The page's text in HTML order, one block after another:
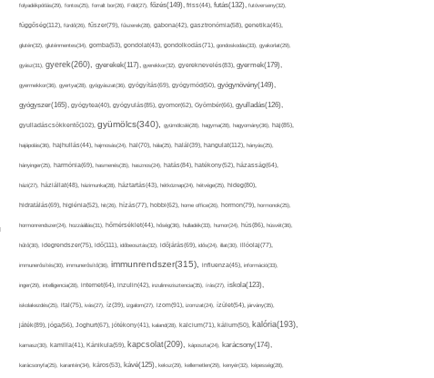
folyadékpótlás(29), fontos(25), forralt bor(26), Föld(27), főzés(149), friss(44), futás(132), futóverseny(32),
függőség(112), fürdő(26), fűszer(79), fűszerek(28), gabona(42), gasztronómia(58), genetika(45),
glutén(32), gluténmentes(34), gomba(53), gondolat(43), gondolkodás(71), gondoskodás(33), gyakorlat(29),
gyász(31), gyerek(260), gyerekek(117), gyerekkor(32), gyereknevelés(83), gyermek(179),
gyermekkor(36), gyertya(28), gyógyászat(36), gyógyítás(69), gyógymód(50), gyógynövény(149),
gyógyszer(165), gyógytea(40), gyógyulás(85), gyomor(62), Gyömbér(66), gyulladás(126),
gyulladáscsökkentő(102), gyümölcs(340), gyümölcslé(28), hagyma(28), hagyomány(36), haj(85),
hajápolás(36), hajhullás(44), hajmosás(24), hal(70), hála(25), halál(39), hangulat(112), hányás(25),
hányinger(25), harmónia(69), hasmenés(35), hasznos(24), hatás(84), hatékony(52), házasság(64),
házi(27), háziállat(48), házimunka(28), háztartás(43), hétköznap(24), hétvége(25), hideg(80),
hidratálás(69), higiénia(52), hit(26), hízás(77), hobbi(62), home office(26), hormon(79), hormonok(25),
hormonrendszer(24), hozzáállás(31), hőmérséklet(44), hőség(36), hulladék(33), humor(24), hús(86), húsvét(36),
hűtő(30), idegrendszer(75), idő(111), időbeosztás(32), időjárás(69), idős(24), illat(30), illóolaj(77),
immunerősítés(30), immunerősítő(36), immunrendszer(315), influenza(45), információ(33),
inger(29), intelligencia(28), internet(64), inzulin(42), inzulinrezisztencia(35), írás(27), iskola(123),
iskolakezdés(25), ital(75), ivás(27), íz(39), izgalom(27), izom(91), izomzat(24), ízület(54), járvány(35),
játék(89), jóga(56), Joghurt(67), jótékony(41), kaland(28), kalcium(71), kálium(50), kalória(193),
kamasz(30), kamilla(41), Kánikula(59), kapcsolat(209), káposzta(24), karácsony(174),
karácsonyfa(25), karantén(34), káros(53), kávé(125), keksz(29), kellemetlen(29), kenyér(32), képesség(28),